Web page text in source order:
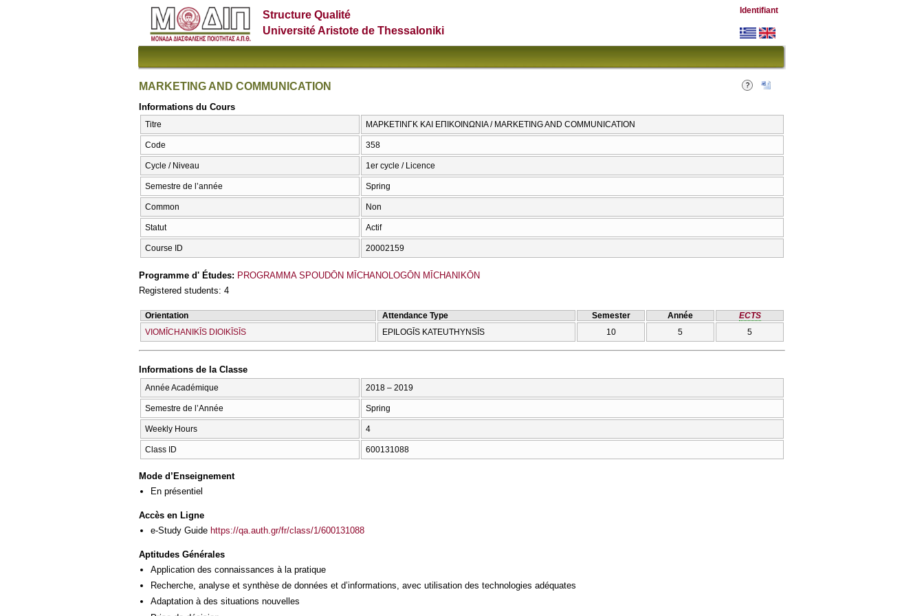
Structure Qualité
Université Aristote de Thessaloniki
Identifiant
MARKETING AND COMMUNICATION
Informations du Cours
Titre ΜΑΡΚΕΤΙΝΓΚ ΚΑΙ ΕΠΙΚΟΙΝΩΝΙΑ / MARKETING AND COMMUNICATION
Code 358
Cycle / Niveau 1er cycle / Licence
Semestre de l’année Spring
Common Non
Statut Actif
Course ID 20002159
Programme d' Études: PROGRAMMA SPOUDŌN MĪCΗANOLOGŌN MĪCΗANIKŌN
Registered students: 4
Orientation Attendance Type Semester Année
ECTS
VIOMĪCΗANIKĪS DIOIKĪSĪS
EPILOGĪS KATEUTHYNSĪS 10 5 5
Informations de la Classe
Année Académique 2018 – 2019
Semestre de l’Année Spring
Weekly Hours 4
Class ID 600131088
Mode d’Enseignement
En présentiel
Accès en Ligne
e-Study Guide https://qa.auth.gr/fr/class/1/600131088
Aptitudes Générales
Application des connaissances à la pratique
Recherche, analyse et synthèse de données et d’informations, avec utilisation des technologies adéquates
Adaptation à des situations nouvelles